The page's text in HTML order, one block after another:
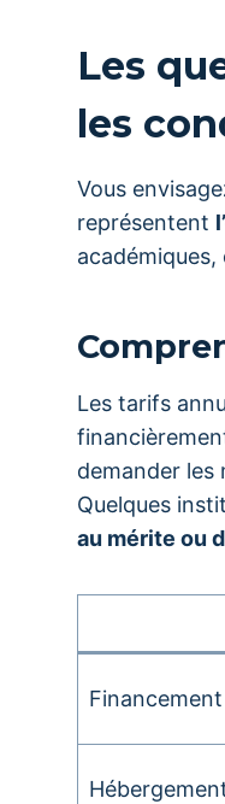
Les
les
Vous
représentent
Les tarifs
demander les
Quelques
au mérite ou
Financement